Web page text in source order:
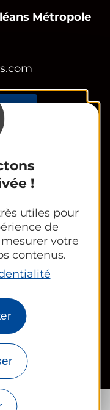
!
utiles pour
de
votre
contenus.
Métropole
site